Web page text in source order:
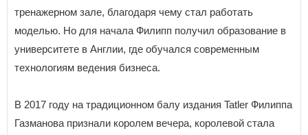
тренажерном зале, благодаря чему стал работать
моделью. Но для начала Филипп получил образование в
университете в Англии, где обучался современным
технологиям ведения бизнеса.
В 2017 году на традиционном балу издания Tatler Филиппа
Газманова признали королем вечера, королевой стала